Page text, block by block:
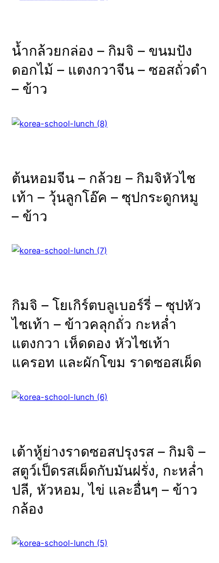
น้ำกล้วยกล่อง – กิมจิ – ขนมปัง
ดอกไม้ – แตงกวาจีน – ซอสถั่วดำ
– ข้าว
ต้นหอมจีน – กล้วย – กิมจิหัวไช
เท้า – วุ้นลูกโอ๊ค – ซุปกระดูกหมู
– ข้าว
กิมจิ – โยเกิร์ตบลูเบอร์รี่ – ซุปหัว
ไชเท้า – ข้าวคลุกถั่ว กะหล่ำ
แตงกวา เห็ดดอง หัวไชเท้า
แครอท และผักโขม ราดซอสเผ็ด
เต้าหู้ย่างราดซอสปรุงรส – กิมจิ –
สตูว์เป็ดรสเผ็ดกับมันฝรั่ง, กะหล่ำ
ปลี, หัวหอม, ไข่ และอื่นๆ – ข้าว
กล้อง